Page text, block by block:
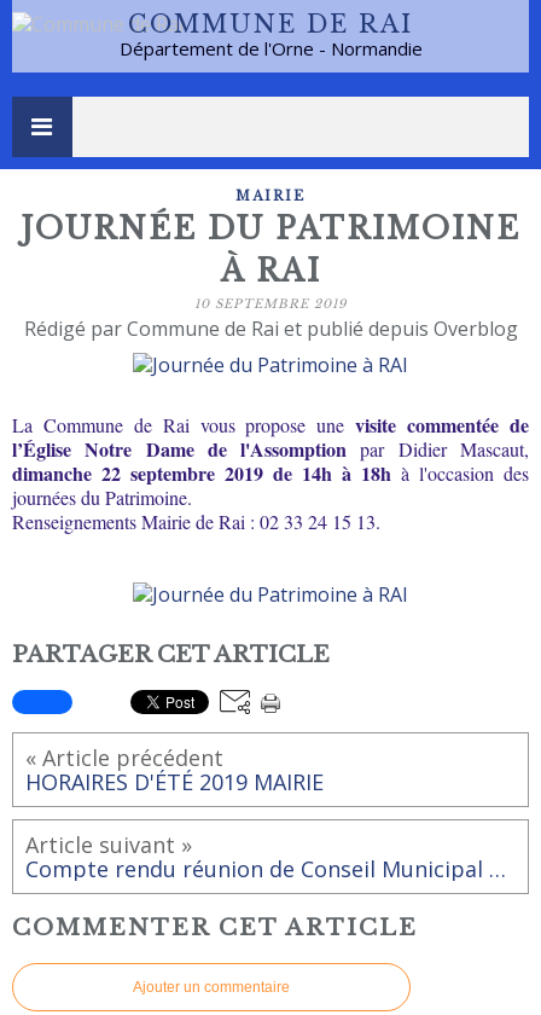
COMMUNE DE RAI
Département de l'Orne - Normandie
MAIRIE
JOURNÉE DU PATRIMOINE
À RAI
10 SEPTEMBRE 2019
Rédigé par Commune de Rai et publié depuis Overblog
La Commune de Rai vous propose unevisite commentée de
l’Église Notre Dame de l'Assomption par Didier Mascaut,
dimanche 22 septembre 2019 de 14h à 18h à l'occasion des
journées du Patrimoine.
Renseignements Mairie de Rai : 02 33 24 15 13.
PARTAGER CET ARTICLE
« Article précédent
HORAIRES D'ÉTÉ 2019 MAIRIE
Article suivant »
Compte rendu réunion de Conseil Municipal du 04 juin 2019
COMMENTER CET ARTICLE
Ajouter un commentaire